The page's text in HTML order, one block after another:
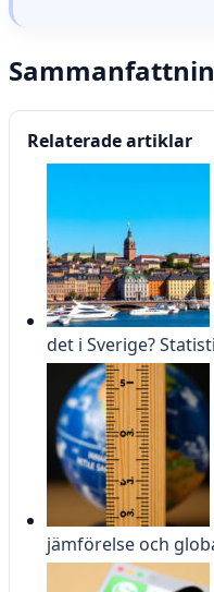
Relaterade artiklar
det i Sverige?
jämförelse och